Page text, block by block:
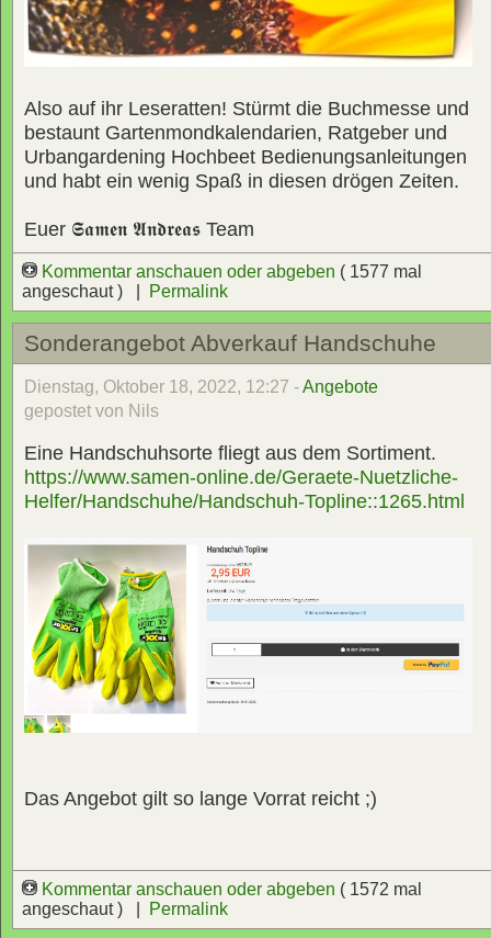
Also auf ihr Leseratten! Stürmt die Buchmesse und
bestaunt Gartenmondkalendarien, Ratgeber und
Urbangardening Hochbeet Bedienungsanleitungen
und habt ein wenig Spaß in diesen drögen Zeiten.
Euer 𝕾𝖆𝖒𝖊𝖓 𝕬𝖓𝖉𝖗𝖊𝖆𝖘 Team
Kommentar anschauen oder abgeben ( 1577 mal
angeschaut ) |
Permalink
Sonderangebot Abverkauf Handschuhe
Dienstag, Oktober 18, 2022, 12:27 -Angebote
gepostet von Nils
Eine Handschuhsorte fliegt aus dem Sortiment.
https://www.samen-online.de/Geraete-Nuetzliche-
Helfer/Handschuhe/Handschuh-Topline::1265.html
Das Angebot gilt so lange Vorrat reicht ;)
Kommentar anschauen oder abgeben ( 1572 mal
angeschaut ) |
Permalink